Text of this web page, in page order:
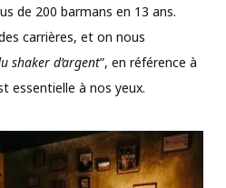
de 200 barmans en 13 ans.
carrières, et on nous
shaker d’argent”, en référence à
essentielle à nos yeux.